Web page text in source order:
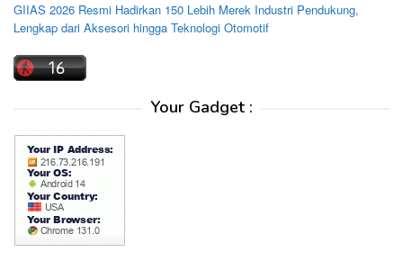
GIIAS 2026 Resmi Hadirkan 150 Lebih Merek Industri Pendukung,
Lengkap dari Aksesori hingga Teknologi Otomotif
Your Gadget :